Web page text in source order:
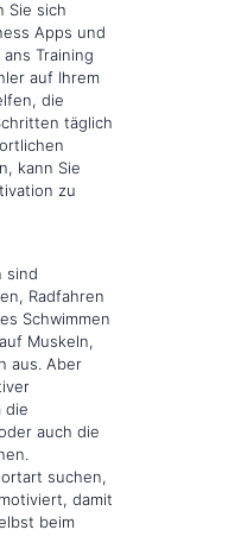
Sie sich
Apps und
Training
auf Ihrem
die
täglich
kann Sie
zu
sind
Radfahren
Schwimmen
Muskeln,
aus. Aber
die
auch die
suchen,
damit
beim